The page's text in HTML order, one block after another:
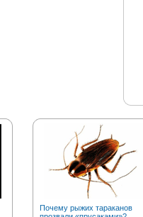
Почему рыжих тараканов